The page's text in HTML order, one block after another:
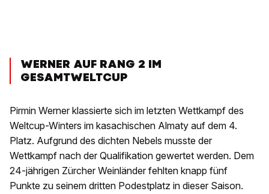
WERNER AUF RANG 2 IM
GESAMTWELTCUP
Pirmin Werner klassierte sich im letzten Wettkampf des
Weltcup-Winters im kasachischen Almaty auf dem 4.
Platz. Aufgrund des dichten Nebels musste der
Wettkampf nach der Qualifikation gewertet werden. Dem
24-jährigen Zürcher Weinländer fehlten knapp fünf
Punkte zu seinem dritten Podestplatz in dieser Saison.